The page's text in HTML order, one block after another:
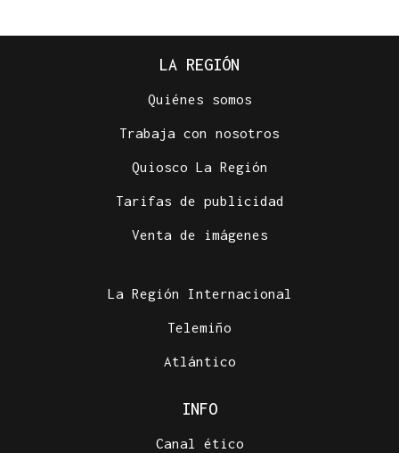
LA REGIÓN
Quiénes somos
Trabaja con nosotros
Quiosco La Región
Tarifas de publicidad
Venta de imágenes
La Región Internacional
Telemiño
Atlántico
INFO
Canal ético